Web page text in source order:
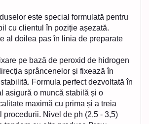
este special formulată pentru
cu clientul în poziție așezată.
al doilea pas în linia de preparate
pe bază de peroxid de hidrogen
sprâncenelor și fixează în
Formula perfect dezvoltată în
asigură o muncă stabilă și o
maximă cu prima și a treia
procedurii. Nivel de ph (2,5 - 3,5)